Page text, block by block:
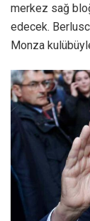
merkez sağ
edecek.
Monza